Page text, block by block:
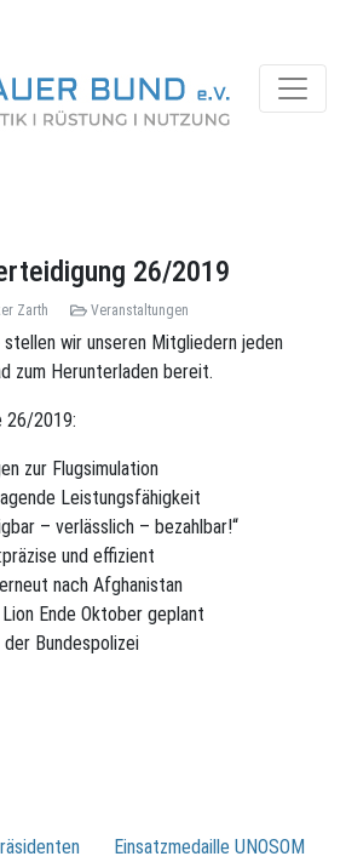
26/2019
Zarth Veranstaltungen
stellen wir unseren Mitgliedern jeden
zum Herunterladen bereit.
26/2019:
zur Flugsimulation
Leistungsfähigkeit
– verlässlich – bezahlbar!“
und effizient
nach Afghanistan
Ende Oktober geplant
Bundespolizei
Einsatzmedaille UNOSOM